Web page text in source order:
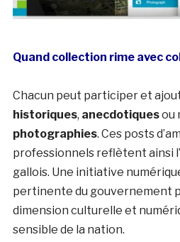
Quand collection rime avec
Chacun peut participer et
historiques, anecdotiquesou
photographies. Ces posts
professionnels reflètent ainsi
gallois. Une initiative
pertinente du gouvernement
dimension culturelle et
sensible de la nation.